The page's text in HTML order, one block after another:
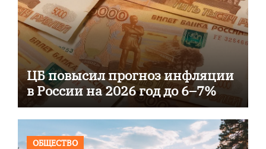
ЦБ повысил прогноз инфляции
в России на 2026 год до 6–7%
ОБЩЕСТВО